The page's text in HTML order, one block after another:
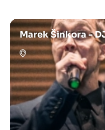
Marek Šinkora -